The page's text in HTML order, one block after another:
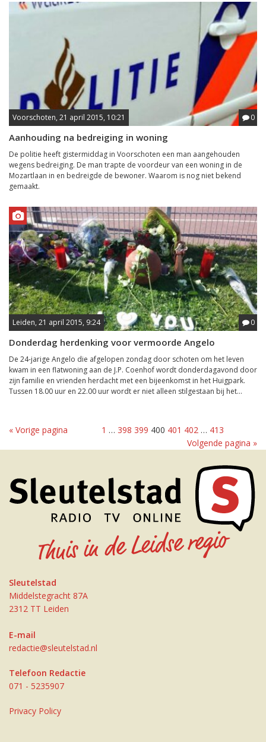
Voorschoten, 21 april 2015, 10:21 0
Aanhouding na bedreiging in woning
De politie heeft gistermiddag in Voorschoten een man aangehouden
wegens bedreiging. De man trapte de voordeur van een woning in de
Mozartlaan in en bedreigde de bewoner. Waarom is nog niet bekend
gemaakt.
Leiden, 21 april 2015, 9:24 0
Donderdag herdenking voor vermoorde Angelo
De 24-jarige Angelo die afgelopen zondag door schoten om het leven
kwam in een flatwoning aan de J.P. Coenhof wordt donderdagavond door
zijn familie en vrienden herdacht met een bijeenkomst in het Huigpark.
Tussen 18.00 uur en 22.00 uur wordt er niet alleen stilgestaan bij het...
« Vorige pagina 1 … 398 399 400 401 402 … 413
Volgende pagina »
Sleutelstad
Middelstegracht 87A
2312 TT Leiden
E-mail
redactie@sleutelstad.nl
Telefoon Redactie
071 - 5235907
Privacy Policy